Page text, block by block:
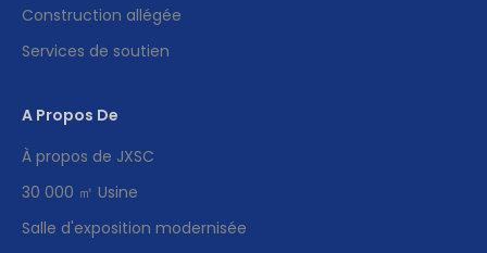
Construction allégée
Services de soutien
A Propos De
À propos de JXSC
30 000 ㎡ Usine
Salle d'exposition modernisée